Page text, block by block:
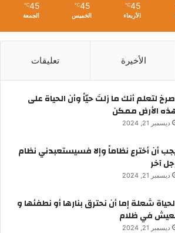
45
℃
الأربعاء
45
℃
الخميس
45
℃
الجمعة
الأخيرة تعليقات
لتعلم أنك ما زلتَ حيّاً وأن الحياة على
الأرض ممكن
ديسمبر 21, 2024
أن أخترع نظاماً وإلا فسيستعبدني نظام
آخر
ديسمبر 21, 2024
شعلة إما أن نحترق بنارها أو نطفئها و
في ظلام
ديسمبر 21, 2024